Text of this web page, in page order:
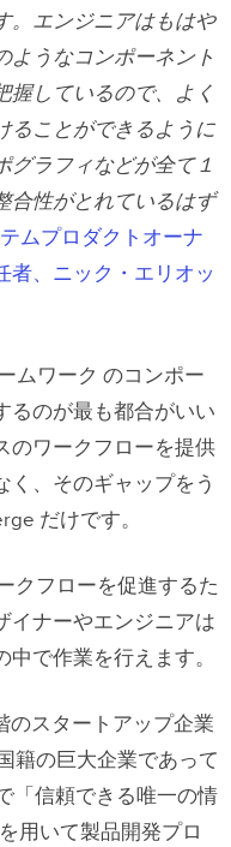
。エンジニアはもはや
ようなコンポーネント
握しているので、よく
ることができるように
グラフィなどが全て１
合性がとれているはず
ムプロダクトオーナ
者、ニック・エリオッ
ムワーク のコンポー
るのが最も都合がいい
のワークフローを提供
く、そのギャップをう
だけです。
クフローを促進するた
イナーやエンジニアは
で作業を行えます。
のスタートアップ企業
籍の巨大企業であって
「信頼できる唯一の情
用いて製品開発プロ